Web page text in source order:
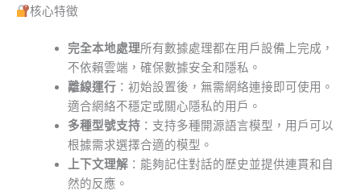
核心特徵
完全本地處理所有數據處理都在用戶設備上完成，
不依賴雲端，確保數據安全和隱私。
離線運行：初始設置後，無需網絡連接即可使用。
適合網絡不穩定或關心隱私的用戶。
多種型號支持：支持多種開源語言模型，用戶可以
根據需求選擇合適的模型。
上下文理解：能夠記住對話的歷史並提供連貫和自
然的反應。